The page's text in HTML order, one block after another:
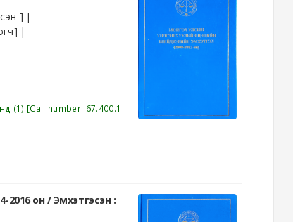
]
(1) Call number: 67.400.1
2016 он /Эмхэтгэсэн :